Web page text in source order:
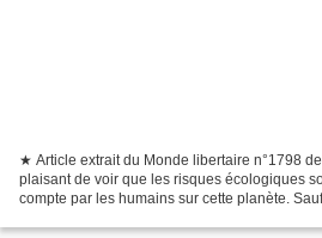
★ Article extrait du Monde libertaire n°1798
plaisant de voir que les risques écologiques
compte par les humains sur cette planète.